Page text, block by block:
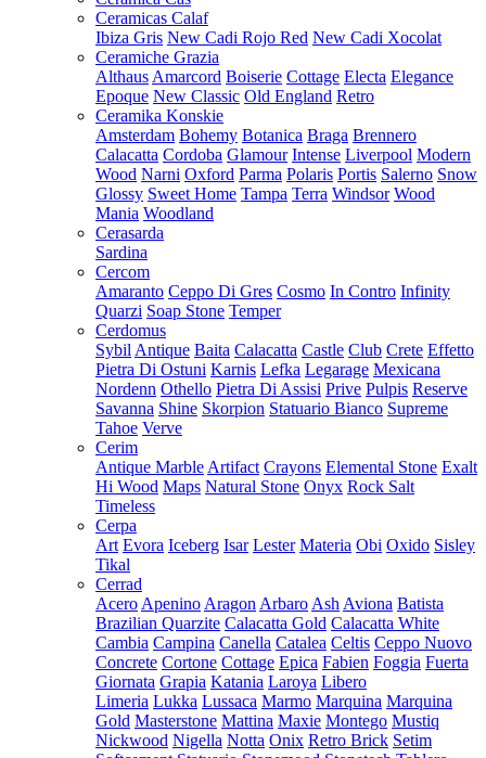
Ceramicas Calaf
Ibiza Gris New Cadi Rojo Red New Cadi Xocolat
Ceramiche Grazia
Althaus Amarcord Boiserie Cottage Electa Elegance
Epoque New Classic Old England Retro
Ceramika Konskie
Amsterdam Bohemy Botanica Braga Brennero
Calacatta Cordoba Glamour Intense Liverpool Modern
Wood Narni Oxford Parma Polaris Portis Salerno Snow
Glossy Sweet Home Tampa Terra Windsor Wood
Mania Woodland
Cerasarda
Sardina
Cercom
Amaranto Ceppo Di Gres Cosmo In Contro Infinity
Quarzi Soap Stone Temper
Cerdomus
Sybil Antique Baita Calacatta Castle Club Crete Effetto
Pietra Di Ostuni Karnis Lefka Legarage Mexicana
Nordenn Othello Pietra Di Assisi Prive Pulpis Reserve
Savanna Shine Skorpion Statuario Bianco Supreme
Tahoe Verve
Cerim
Antique Marble Artifact Crayons Elemental Stone Exalt
Hi Wood Maps Natural Stone Onyx Rock Salt
Timeless
Cerpa
Art Evora Iceberg Isar Lester Materia Obi Oxido Sisley
Tikal
Cerrad
Acero Apenino Aragon Arbaro Ash Aviona Batista
Brazilian Quarzite Calacatta Gold Calacatta White
Cambia Campina Canella Catalea Celtis Ceppo Nuovo
Concrete Cortone Cottage Epica Fabien Foggia Fuerta
Giornata Grapia Katania Laroya Libero
Limeria Lukka Lussaca Marmo Marquina Marquina
Gold Masterstone Mattina Maxie Montego Mustiq
Nickwood Nigella Notta Onix Retro Brick Setim